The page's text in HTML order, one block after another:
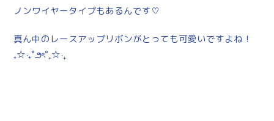
ノンワイヤータイプもあるんです♡
真ん中のレースアップリボンがとっても可愛いですよね！
₊☆·₊˚౨ৎ˚₊☆·₊